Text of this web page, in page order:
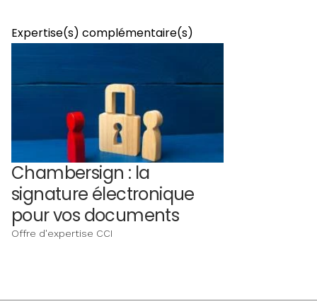
Expertise(s) complémentaire(s)
Chambersign : la
signature électronique
pour vos documents
Offre d'expertise CCI